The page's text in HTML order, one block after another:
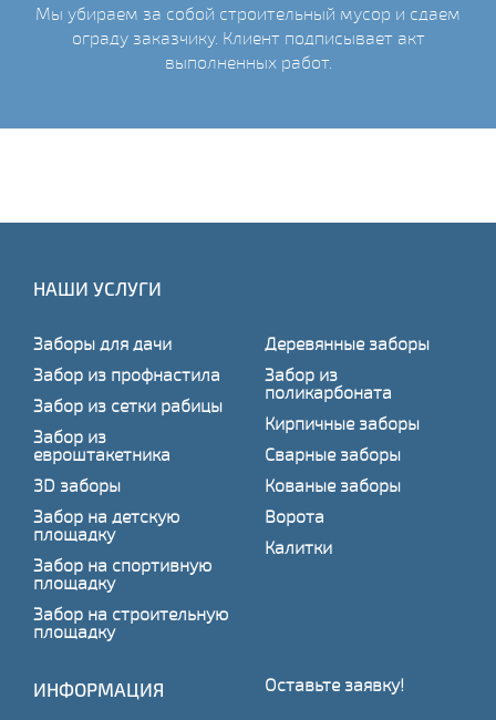
Мы убираем за собой строительный мусор и сдаем
ограду заказчику. Клиент подписывает акт
выполненных работ.
НАШИ УСЛУГИ
Заборы для дачи
Забор из профнастила
Забор из сетки рабицы
Забор из
евроштакетника
3D заборы
Забор на детскую
площадку
Забор на спортивную
площадку
Забор на строительную
площадку
Деревянные заборы
Забор из
поликарбоната
Кирпичные заборы
Сварные заборы
Кованые заборы
Ворота
Калитки
ИНФОРМАЦИЯ Оставьте заявку!